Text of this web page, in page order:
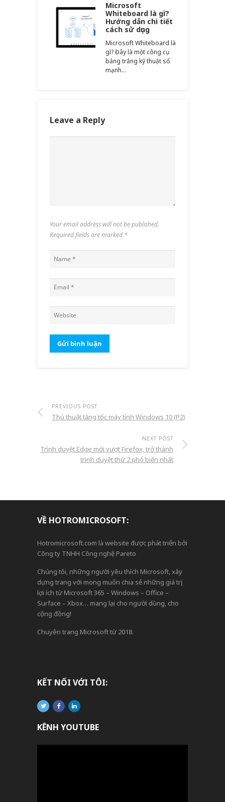
Microsoft
Whiteboard là gì?
Hướng dẫn chi tiết
cách sử dụng
Microsoft Whiteboard là
gì? Đây là một công cụ
bảng trắng kỹ thuật số
mạnh…
Leave a Reply
Your email address will not be published.
Required fields are marked *
PREVIOUS POST
Thủ thuật tăng tốc máy tính Windows 10 (P2)
NEXT POST
Trình duyệt Edge mới vượt Firefox, trở thành
trình duyệt thứ 2 phổ biến nhất
VỀ HOTROMICROSOFT:
Hotromicrosoft.com là website được phát triển bởi
Công ty TNHH Công nghệ Pareto
Chúng tôi, những người yêu thích Microsoft, xây
dựng trang với mong muốn chia sẻ những giá trị,
lợi ích từ Microsoft 365 – Windows – Office –
Surface – Xbox… mang lại cho người dùng, cho
cộng đồng!
Chuyên trang Microsoft từ 2018.
KẾT NỐI VỚI TÔI:
KÊNH YOUTUBE